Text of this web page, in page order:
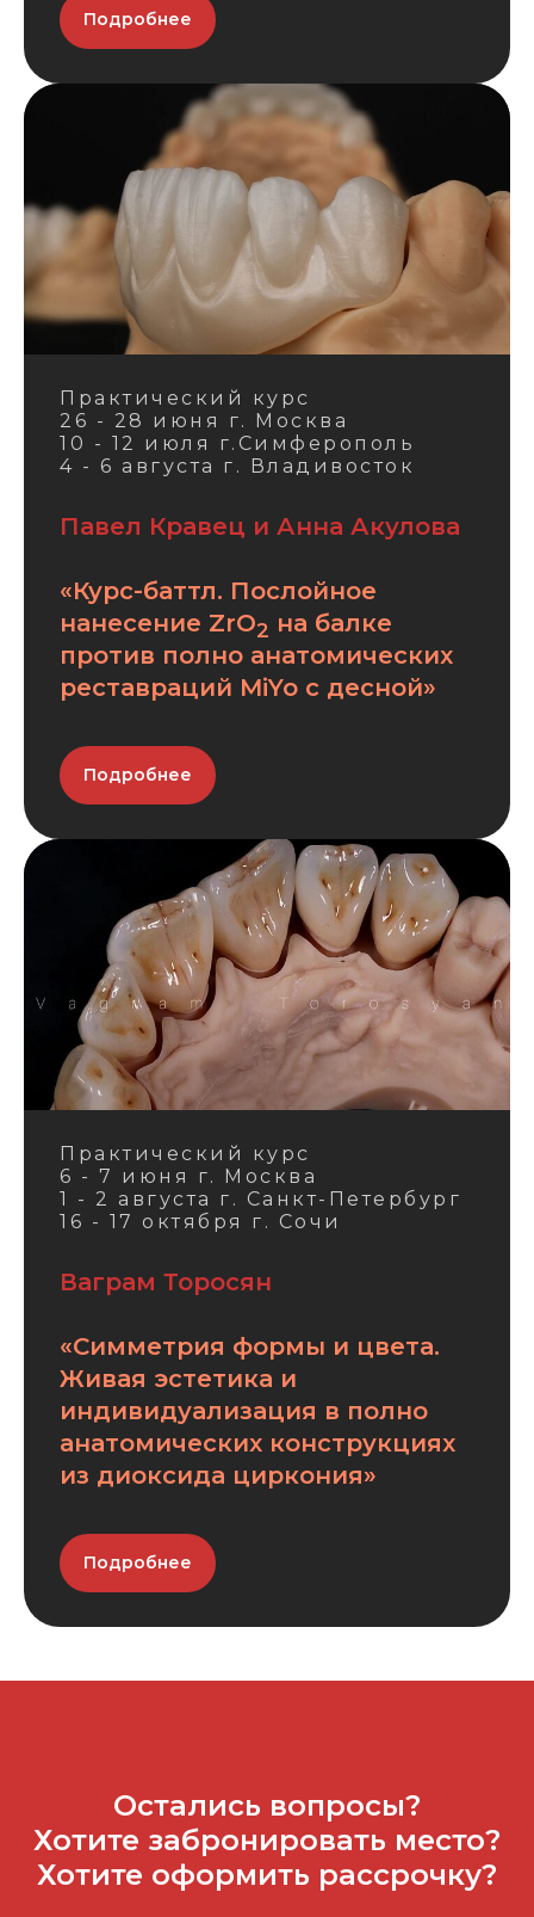
Подробнее
Практический курс
26 - 28 июня г. Москва
10 - 12 июля г.Симферополь
4 - 6 августа г. Владивосток
Павел Кравец и Анна Акулова
«Курс-баттл. Послойное
нанесение ZrO2 на балке
против полно анатомических
реставраций MiYo с десной»
Подробнее
Практический курс
6 - 7 июня г. Москва
1 - 2 августа г. Санкт-Петербург
16 - 17 октября г. Сочи
Ваграм Торосян
«Симметрия формы и цвета.
Живая эстетика и
индивидуализация в полно
анатомических конструкциях
из диоксида циркония»
Подробнее
Остались вопросы?
Хотите забронировать место?
Хотите оформить рассрочку?